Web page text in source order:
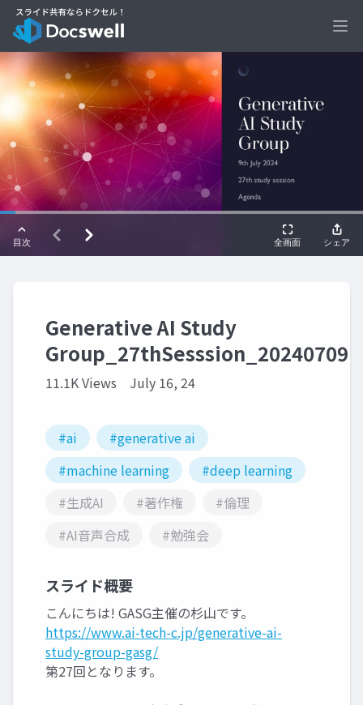
Generative AI Study
Group_27thSesssion_20240709
11.1K Views July 16, 24
#ai
#generative ai
#machine learning
#deep learning
#生成AI
#著作権
#倫理
#AI音声合成
#勉強会
スライド概要
こんにちは! GASG主催の杉山です。
https://www.ai-tech-c.jp/generative-ai-
study-group-gasg/
第27回となります。